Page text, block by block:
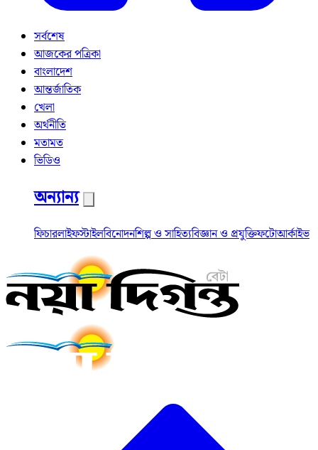
সর্বশেষ
আজকের পত্রিকা
বাংলাদেশ
আন্তর্জাতিক
খেলা
অর্থনীতি
মতামত
ভিডিও
অন্যান্য
ফিচারলাইফস্টাইলবিনোদনশিল্প ও সাহিত্যবিজ্ঞান ও প্রযুক্তিফটোআর্কাইভ